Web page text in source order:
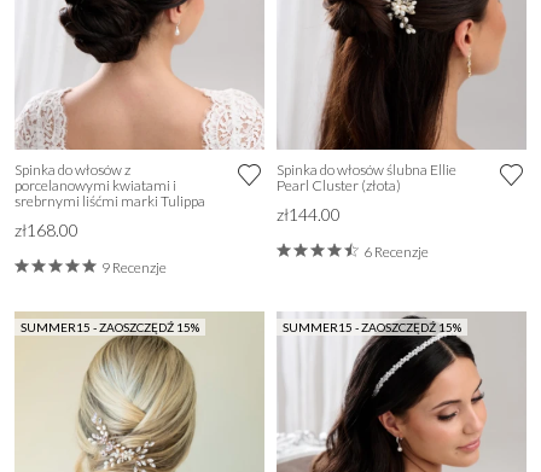
Spinka do włosów z
porcelanowymi kwiatami i
srebrnymi liśćmi marki Tulippa
zł168.00
9 Recenzje
Spinka do włosów ślubna Ellie
Pearl Cluster (złota)
zł144.00
6 Recenzje
SUMMER15 - ZAOSZCZĘDŹ 15% SUMMER15 - ZAOSZCZĘDŹ 15%